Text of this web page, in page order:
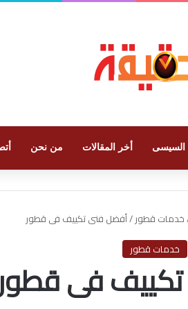
السيسى أخر المقالات من نحن
خدمات قطور/أفضل فنى تكييف فى قطور
خدمات قطور
فى